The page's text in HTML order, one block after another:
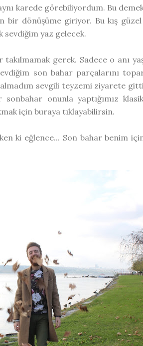
karede görebiliyordum. Bu
bir dönüşüme giriyor. Bu kış
sevdiğim yaz gelecek.
gerek. Sadece o anı
son bahar parçalarını
sevgili teyzemi ziyarete
onunla yaptığımız
için buraya tıklayabilirsin.
ki eğlence... Son bahar benim